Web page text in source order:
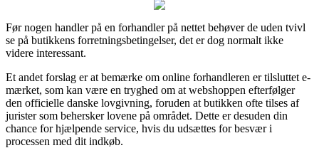
Før nogen handler på en forhandler på nettet behøver de uden tvivl
se på butikkens forretningsbetingelser, det er dog normalt ikke
videre interessant.
Et andet forslag er at bemærke om online forhandleren er tilsluttet e-
mærket, som kan være en tryghed om at webshoppen efterfølger
den officielle danske lovgivning, foruden at butikken ofte tilses af
jurister som behersker lovene på området. Dette er desuden din
chance for hjælpende service, hvis du udsættes for besvær i
processen med dit indkøb.